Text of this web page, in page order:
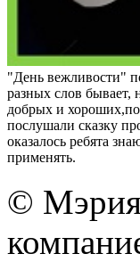
"День вежливости"
разных слов бывает,
добрых и
послушали сказку
оказалось ребята
применять.
© Мэрия